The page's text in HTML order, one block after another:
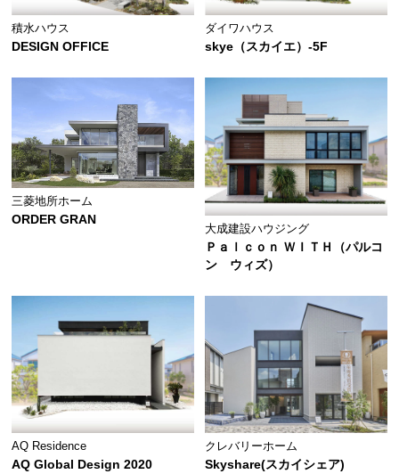
積水ハウス
DESIGN OFFICE
ダイワハウス
skye（スカイエ）-5F
三菱地所ホーム
ORDER GRAN
大成建設ハウジング
Ｐａｌｃｏｎ ＷＩＴＨ（パルコ
ン ウィズ）
AQ Residence
AQ Global Design 2020
クレバリーホーム
Skyshare(スカイシェア)